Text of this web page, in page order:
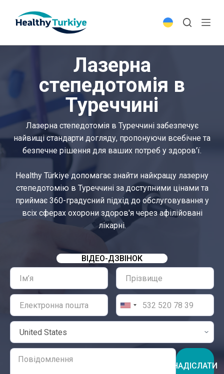
p
o
n
t
e
Лазерна
степедотомія в
Туреччині
Лазерна степедотомія в Туреччині забезпечує
найвищі стандарти догляду, пропонуючи всебічне та
безпечне рішення для ваших потреб у здоров'ї.
Healthy Türkiye допомагає знайти найкращу лазерну
степедотомію в Туреччині за доступними цінами та
приймає 360-градусний підхід до обслуговування у
всіх сферах охорони здоров'я через афілійовані
лікарні.
ВІДЕО-ДЗВІНОК
НАДІСЛАТИ